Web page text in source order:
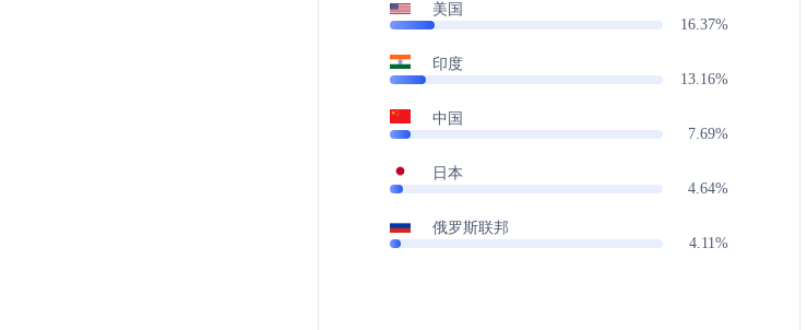
美国
16.37%
印度
13.16%
中国
7.69%
日本
4.64%
俄罗斯联邦
4.11%